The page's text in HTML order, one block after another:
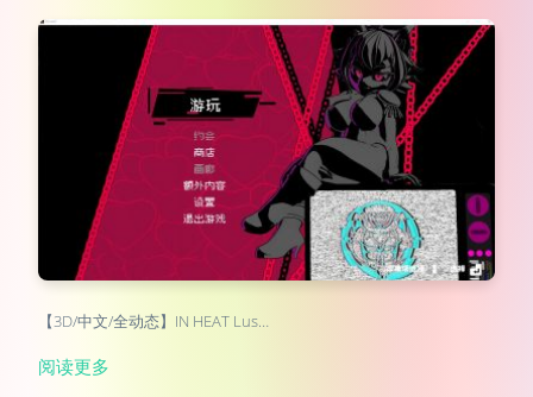
【3D/中文/全动态】IN HEAT Lus…
阅读更多